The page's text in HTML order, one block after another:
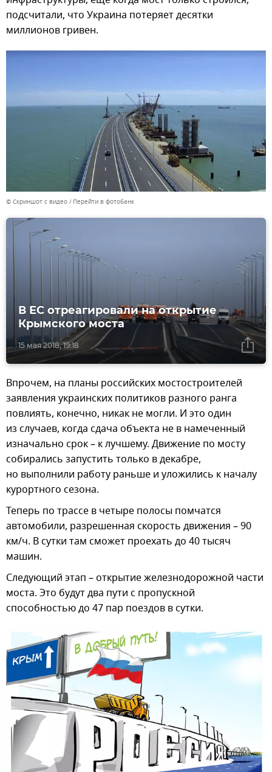
подсчитали, что Украина потеряет десятки
миллионов гривен.
© Скриншот с видео Перейти в фотобанк
15 мая 2018, 19:18
В ЕС отреагировали на открытие
Крымского моста
Впрочем, на планы российских мостостроителей
заявления украинских политиков разного ранга
повлиять, конечно, никак не могли. И это один
из случаев, когда сдача объекта не в намеченный
изначально срок – к лучшему. Движение по мосту
собирались запустить только в декабре,
но выполнили работу раньше и уложились к началу
курортного сезона.
Теперь по трассе в четыре полосы помчатся
автомобили, разрешенная скорость движения – 90
км/ч. В сутки там сможет проехать до 40 тысяч
машин.
Следующий этап – открытие железнодорожной части
моста. Это будут два пути с пропускной
способностью до 47 пар поездов в сутки.